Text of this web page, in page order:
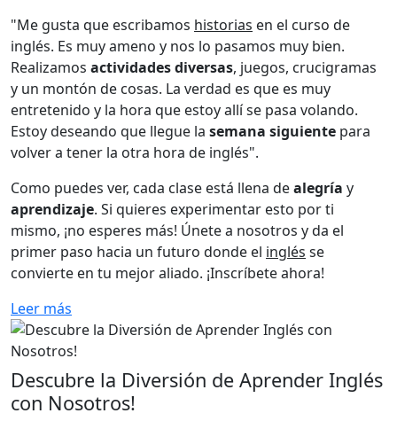
"Me gusta que escribamos historias en el curso de
inglés. Es muy ameno y nos lo pasamos muy bien.
Realizamos actividades diversas, juegos, crucigramas
y un montón de cosas. La verdad es que es muy
entretenido y la hora que estoy allí se pasa volando.
Estoy deseando que llegue la semana siguiente para
volver a tener la otra hora de inglés".
Como puedes ver, cada clase está llena dealegría y
aprendizaje. Si quieres experimentar esto por ti
mismo, ¡no esperes más! Únete a nosotros y da el
primer paso hacia un futuro donde el inglés se
convierte en tu mejor aliado. ¡Inscríbete ahora!
Leer más
Descubre la Diversión de Aprender Inglés
con Nosotros!